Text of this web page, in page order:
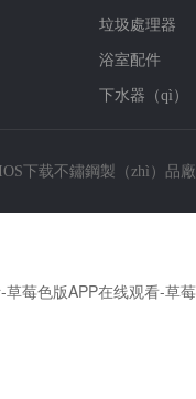
垃圾處理器
浴室配件
下水器（qì）
下载不鏽鋼製（zhì）品
莓色版APP在线观看-草